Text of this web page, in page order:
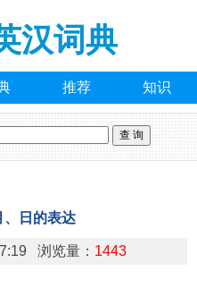
汉词典
推荐 知识
、日的表达
浏览量： 1443